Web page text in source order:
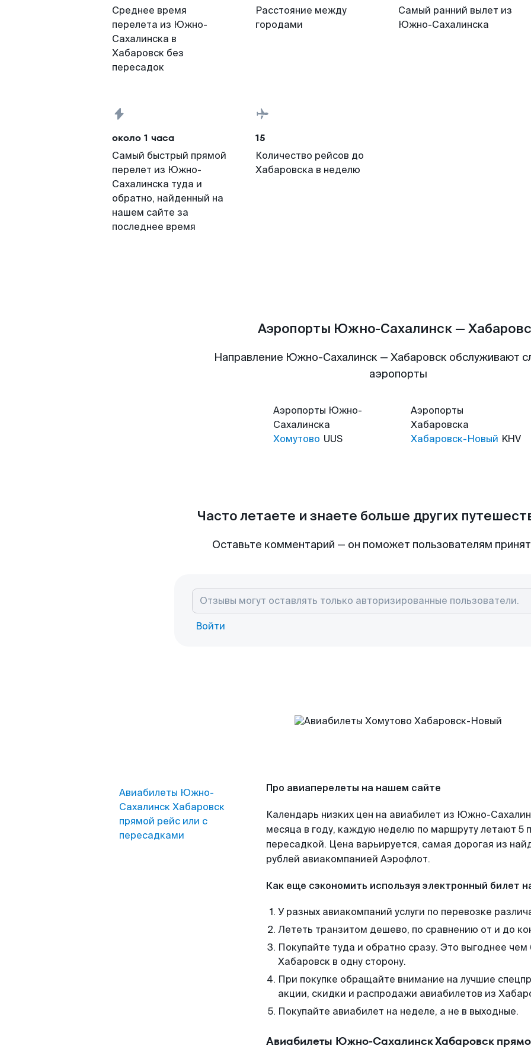
Среднее время
перелета из Южно-
Сахалинска в
Хабаровск без
пересадок
Расстояние между
городами
Самый ранний вылет из
Южно-Сахалинска
около 1 часа
Самый быстрый прямой
перелет из Южно-
Сахалинска туда и
обратно, найденный на
нашем сайте за
последнее время
15
Количество рейсов до
Хабаровска в неделю
Аэропорты Южно-Сахалинск —
Направление Южно-Сахалинск — Хабаровск обслуживают
аэропорты
Аэропорты Южно-
Сахалинска
Хомутово UUS
Аэропорты
Хабаровска
Хабаровск-Новый KHV
Часто летаете и знаете больше других
Оставьте комментарий — он поможет пользователям
Войти
Авиабилеты Южно-
Сахалинск Хабаровск
прямой рейс или с
пересадками
Про авиаперелеты на нашем сайте
Календарь низких цен на авиабилет из Южно-
месяца в году, каждую неделю по маршруту летают 5
пересадкой. Цена варьируется, самая дорогая из
рублей авиакомпанией Аэрофлот.
Как еще сэкономить используя электронный билет
У разных авиакомпаний услуги по перевозке
Лететь транзитом дешево, по сравнению от и до
Покупайте туда и обратно сразу. Это выгоднее
Хабаровск в одну сторону.
При покупке обращайте внимание на лучшие
акции, скидки и распродажи авиабилетов из
Покупайте авиабилет на неделе, а не в выходные.
Авиабилеты Южно-Сахалинск Хабаровск